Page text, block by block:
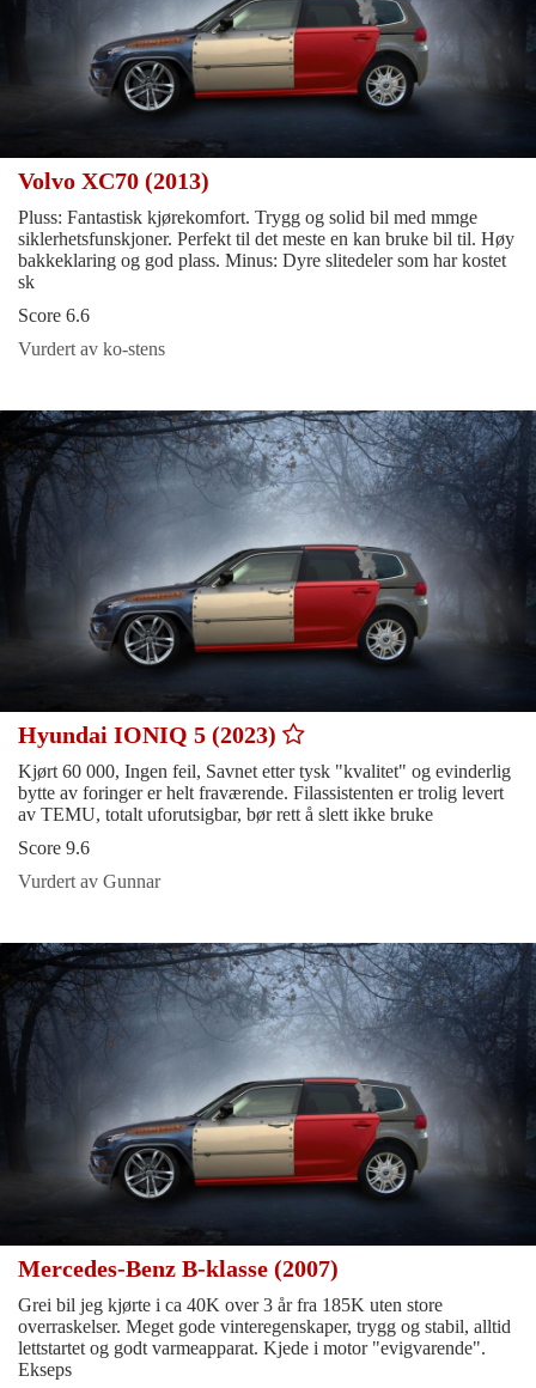
Volvo XC70 (2013)
Pluss: Fantastisk kjørekomfort. Trygg og solid bil med mmge
siklerhetsfunskjoner. Perfekt til det meste en kan bruke bil til. Høy
bakkeklaring og god plass. Minus: Dyre slitedeler som har kostet
sk
Score 6.6
Vurdert av ko-stens
Hyundai IONIQ 5 (2023)
Kjørt 60 000, Ingen feil, Savnet etter tysk "kvalitet" og evinderlig
bytte av foringer er helt fraværende. Filassistenten er trolig levert
av TEMU, totalt uforutsigbar, bør rett å slett ikke bruke
Score 9.6
Vurdert av Gunnar
Mercedes-Benz B-klasse (2007)
Grei bil jeg kjørte i ca 40K over 3 år fra 185K uten store
overraskelser. Meget gode vinteregenskaper, trygg og stabil, alltid
lettstartet og godt varmeapparat. Kjede i motor "evigvarende".
Ekseps